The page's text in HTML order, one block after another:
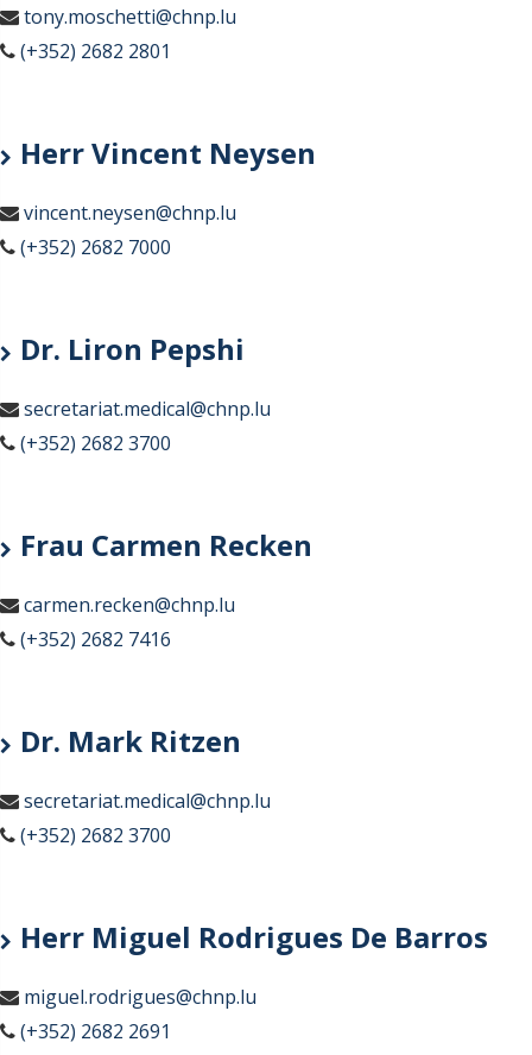
tony.moschetti@chnp.lu
(+352) 2682 2801
Herr Vincent Neysen
vincent.neysen@chnp.lu
(+352) 2682 7000
Dr. Liron Pepshi
secretariat.medical@chnp.lu
(+352) 2682 3700
Frau Carmen Recken
carmen.recken@chnp.lu
(+352) 2682 7416
Dr. Mark Ritzen
secretariat.medical@chnp.lu
(+352) 2682 3700
Herr Miguel Rodrigues De Barros
miguel.rodrigues@chnp.lu
(+352) 2682 2691